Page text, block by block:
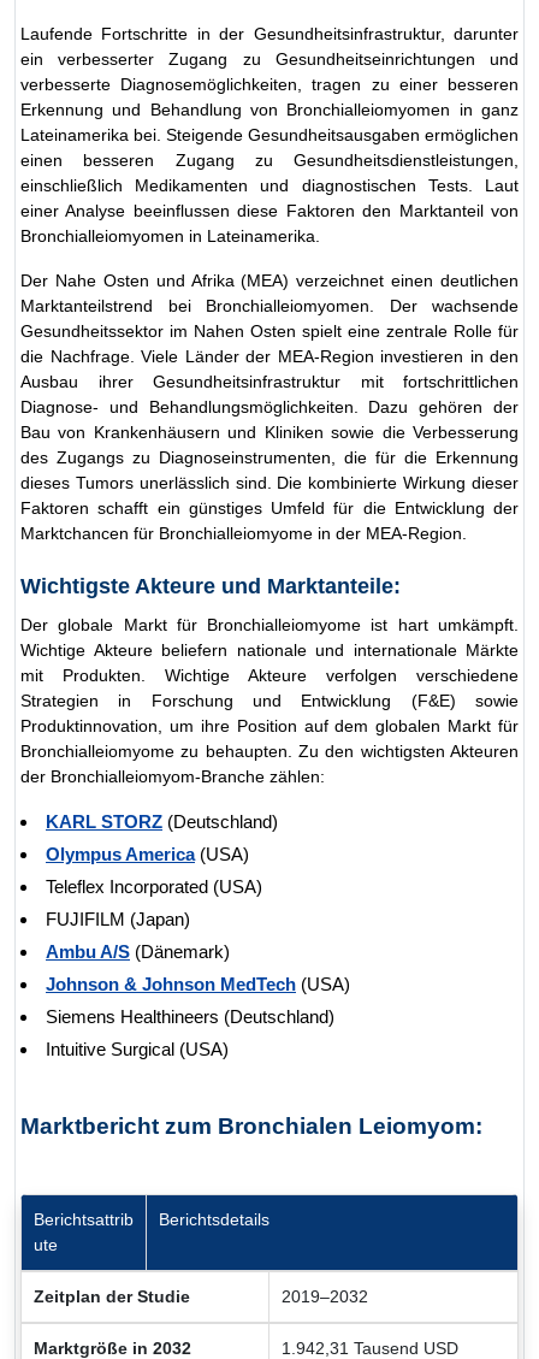
Laufende Fortschritte in der Gesundheitsinfrastruktur, darunter
ein verbesserter Zugang zu Gesundheitseinrichtungen und
verbesserte Diagnosemöglichkeiten, tragen zu einer besseren
Erkennung und Behandlung von Bronchialleiomyomen in ganz
Lateinamerika bei. Steigende Gesundheitsausgaben ermöglichen
einen besseren Zugang zu Gesundheitsdienstleistungen,
einschließlich Medikamenten und diagnostischen Tests. Laut
einer Analyse beeinflussen diese Faktoren den Marktanteil von
Bronchialleiomyomen in Lateinamerika.
Der Nahe Osten und Afrika (MEA) verzeichnet einen deutlichen
Marktanteilstrend bei Bronchialleiomyomen. Der wachsende
Gesundheitssektor im Nahen Osten spielt eine zentrale Rolle für
die Nachfrage. Viele Länder der MEA-Region investieren in den
Ausbau ihrer Gesundheitsinfrastruktur mit fortschrittlichen
Diagnose- und Behandlungsmöglichkeiten. Dazu gehören der
Bau von Krankenhäusern und Kliniken sowie die Verbesserung
des Zugangs zu Diagnoseinstrumenten, die für die Erkennung
dieses Tumors unerlässlich sind. Die kombinierte Wirkung dieser
Faktoren schafft ein günstiges Umfeld für die Entwicklung der
Marktchancen für Bronchialleiomyome in der MEA-Region.
Wichtigste Akteure und Marktanteile:
Der globale Markt für Bronchialleiomyome ist hart umkämpft.
Wichtige Akteure beliefern nationale und internationale Märkte
mit Produkten. Wichtige Akteure verfolgen verschiedene
Strategien in Forschung und Entwicklung (F&E) sowie
Produktinnovation, um ihre Position auf dem globalen Markt für
Bronchialleiomyome zu behaupten. Zu den wichtigsten Akteuren
der Bronchialleiomyom-Branche zählen:
KARL STORZ (Deutschland)
Olympus America(USA)
Teleflex Incorporated (USA)
FUJIFILM (Japan)
Ambu A/S (Dänemark)
Johnson & Johnson MedTech (USA)
Siemens Healthineers (Deutschland)
Intuitive Surgical (USA)
Marktbericht zum Bronchialen Leiomyom:
Berichtsattrib
ute
Berichtsdetails
Zeitplan der Studie 2019–2032
Marktgröße in 2032 1.942,31 Tausend USD